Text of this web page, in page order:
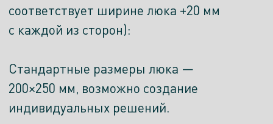
соответствует ширине люка +20 мм
с каждой из сторон):
Стандартные размеры люка —
200×250 мм, возможно создание
индивидуальных решений.